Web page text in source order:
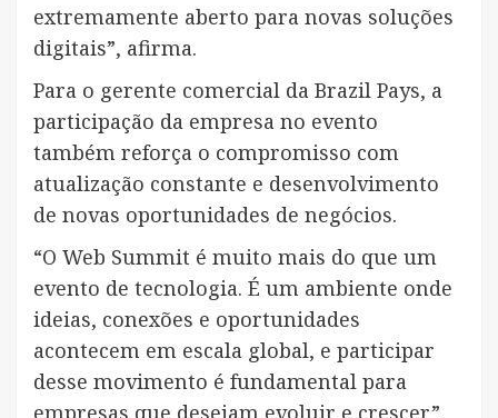
extremamente aberto para novas soluções
digitais”, afirma.
Para o gerente comercial da Brazil Pays, a
participação da empresa no evento
também reforça o compromisso com
atualização constante e desenvolvimento
de novas oportunidades de negócios.
“O Web Summit é muito mais do que um
evento de tecnologia. É um ambiente onde
ideias, conexões e oportunidades
acontecem em escala global, e participar
desse movimento é fundamental para
empresas que desejam evoluir e crescer”,